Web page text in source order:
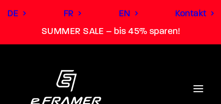
SUMMER SALE – bis 45% sparen!
DE FR EN Kontakt